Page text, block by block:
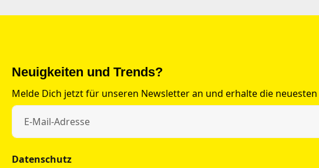
Neuigkeiten und Trends?
Melde Dich jetzt für unseren Newsletter an und erhalte die
Datenschutz